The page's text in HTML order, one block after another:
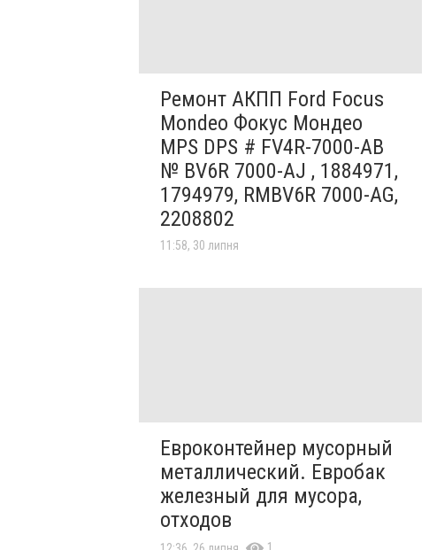
Ремонт АКПП Ford Focus
Mondeo Фокус Мондео
MPS DPS # FV4R-7000-AB
№ BV6R 7000-AJ , 1884971,
1794979, RMBV6R 7000-AG,
2208802
11:58, 30 липня
Евроконтейнер мусорный
металлический. Евробак
железный для мусора,
отходов
1